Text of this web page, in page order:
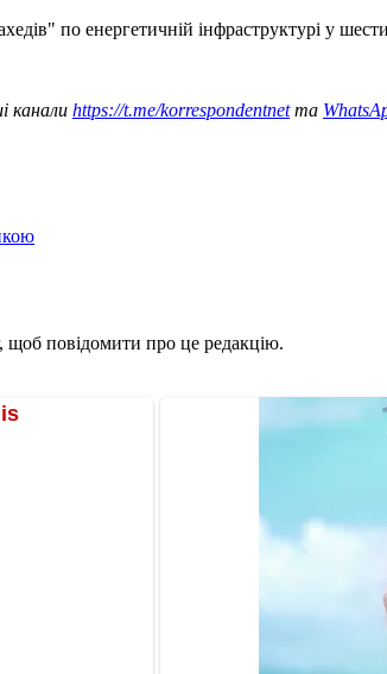
по енергетичній інфраструктурі у
канали https://t.me/korrespondentnetта
щоб повідомити про це редакцію.